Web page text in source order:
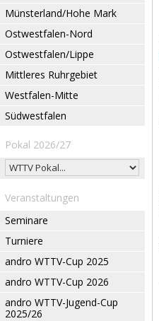
Münsterland/Hohe Mark
Ostwestfalen-Nord
Ostwestfalen/Lippe
Mittleres Ruhrgebiet
Westfalen-Mitte
Südwestfalen
Pokal 2026/27
Veranstaltungen
Seminare
Turniere
andro WTTV-Cup 2025
andro WTTV-Cup 2026
andro WTTV-Jugend-Cup
2025/26